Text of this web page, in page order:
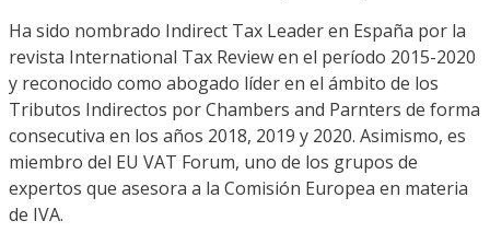
Ha sido nombrado Indirect Tax Leader en España por la
revista International Tax Reviewen el período 2015-2020
y reconocido como abogado líder en el ámbito de los
Tributos Indirectos porChambers and Parnters de forma
consecutiva en los años 2018, 2019 y 2020. Asimismo, es
miembro del EU VAT Forum, uno de los grupos de
expertos que asesora a la Comisión Europea en materia
de IVA.